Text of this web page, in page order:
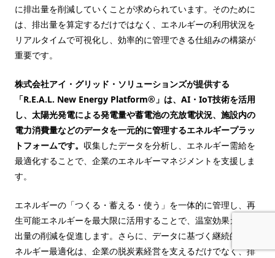
に排出量を削減していくことが求められています。そのために
は、排出量を算定するだけではなく、エネルギーの利用状況を
リアルタイムで可視化し、効率的に管理できる仕組みの構築が
重要です。
株式会社アイ・グリッド・ソリューションズが提供する
「R.E.A.L. New Energy Platform®」は、AI・IoT技術を活用
し、太陽光発電による発電量や蓄電池の充放電状況、施設内の
電力消費量などのデータを一元的に管理するエネルギープラッ
トフォームです。 収集したデータを分析し、エネルギー需給を
最適化することで、企業のエネルギーマネジメントを支援しま
す。
エネルギーの「つくる・蓄える・使う」を一体的に管理し、再
生可能エネルギーを最大限に活用することで、温室効果ガス排
出量の削減を促進します。さらに、データに基づく継続的なエ
ネルギー最適化は、企業の脱炭素経営を支えるだけでなく、排